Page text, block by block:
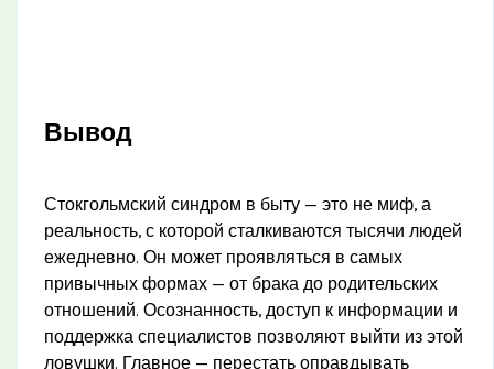
Вывод
Стокгольмский синдром в быту — это не миф, а
реальность, с которой сталкиваются тысячи людей
ежедневно. Он может проявляться в самых
привычных формах — от брака до родительских
отношений. Осознанность, доступ к информации и
поддержка специалистов позволяют выйти из этой
ловушки. Главное — перестать оправдывать